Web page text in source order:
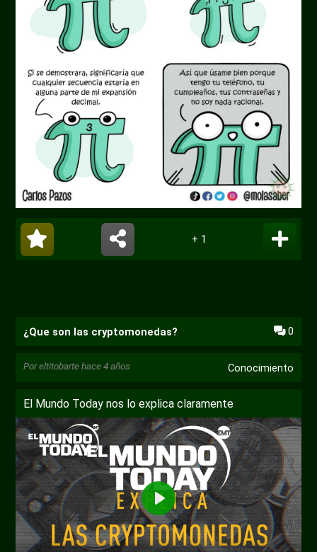
+ 1
¿Que son las cryptomonedas? 0
Poreltitobarte hace 4 años Conocimiento
El Mundo Today nos lo explica claramente